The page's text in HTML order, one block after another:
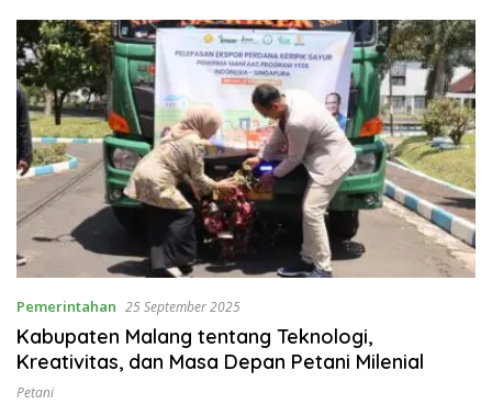
Pemerintahan 25 September 2025
Kabupaten Malang tentang Teknologi,
Kreativitas, dan Masa Depan Petani Milenial
Petani